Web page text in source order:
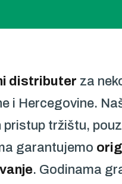
distributer za
i Hercegovine.
tržištu,
garantujemo
. Godinama